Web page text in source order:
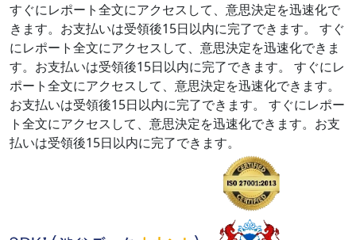
すぐにレポート全文にアクセスして、意思決定を迅速化で
きます。お支払いは受領後15日以内に完了できます。
すぐ
にレポート全文にアクセスして、意思決定を迅速化できま
す。お支払いは受領後15日以内に完了できます。
すぐにレ
ポート全文にアクセスして、意思決定を迅速化できます。
お支払いは受領後15日以内に完了できます。
すぐにレポー
ト全文にアクセスして、意思決定を迅速化できます。お支
払いは受領後15日以内に完了できます。